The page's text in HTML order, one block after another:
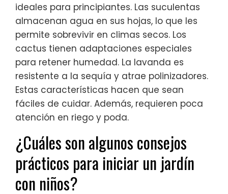
ideales para principiantes. Las suculentas
almacenan agua en sus hojas, lo que les
permite sobrevivir en climas secos. Los
cactus tienen adaptaciones especiales
para retener humedad. La lavanda es
resistente a la sequía y atrae polinizadores.
Estas características hacen que sean
fáciles de cuidar. Además, requieren poca
atención en riego y poda.
¿Cuáles son algunos consejos
prácticos para iniciar un jardín
con niños?